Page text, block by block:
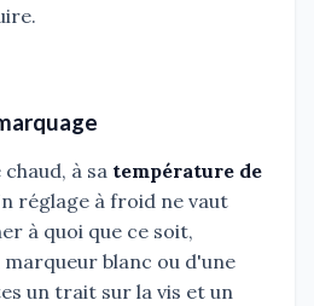
à sa température de
réglage à froid ne vaut
à quoi que ce soit,
blanc ou d'une
un trait sur la vis et un